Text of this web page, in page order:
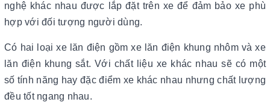
nghệ khác nhau được lắp đặt trên xe để đảm bảo xe phù
hợp với đối tượng người dùng.
Có hai loại xe lăn điện gồm xe lăn điện khung nhôm và xe
lăn điện khung sắt. Với chất liệu xe khác nhau sẽ có một
số tính năng hay đặc điểm xe khác nhau nhưng chất lượng
đều tốt ngang nhau.